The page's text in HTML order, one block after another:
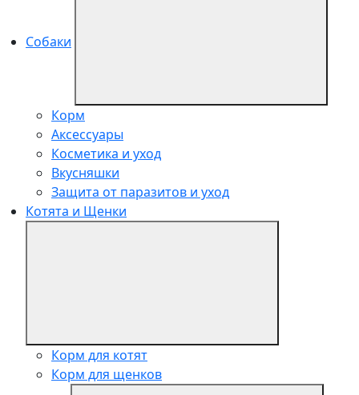
Собаки
Корм
Аксессуары
Косметика и уход
Вкусняшки
Защита от паразитов и уход
Котята и Щенки
Корм для котят
Корм для щенков